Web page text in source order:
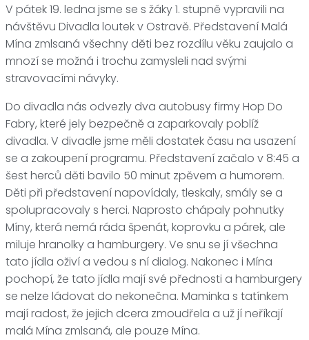
V pátek 19. ledna jsme se s žáky 1. stupně vypravili na
návštěvu Divadla loutek v Ostravě. Představení Malá
Mína zmlsaná všechny děti bez rozdílu věku zaujalo a
mnozí se možná i trochu zamysleli nad svými
stravovacími návyky.
Do divadla nás odvezly dva autobusy firmy Hop Do
Fabry, které jely bezpečně a zaparkovaly poblíž
divadla. V divadle jsme měli dostatek času na usazení
se a zakoupení programu. Představení začalo v 8:45 a
šest herců děti bavilo 50 minut zpěvem a humorem.
Děti při představení napovídaly, tleskaly, smály se a
spolupracovaly s herci. Naprosto chápaly pohnutky
Míny, která nemá ráda špenát, koprovku a párek, ale
miluje hranolky a hamburgery. Ve snu se jí všechna
tato jídla oživí a vedou s ní dialog. Nakonec i Mína
pochopí, že tato jídla mají své přednosti a hamburgery
se nelze ládovat do nekonečna. Maminka s tatínkem
mají radost, že jejich dcera zmoudřela a už jí neříkají
malá Mína zmlsaná, ale pouze Mína.